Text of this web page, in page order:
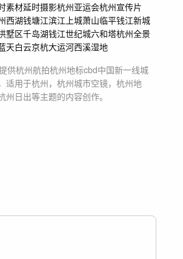
素材延时摄影杭州亚运会杭州宣传片
西湖钱塘江滨江上城萧山临平钱江新城
墅区千岛湖钱江世纪城六和塔杭州全景
天白云京杭大运河西溪湿地
供杭州航拍杭州地标cbd中国新一线城
适用于杭州，杭州城市空镜，杭州地
州日出等主题的内容创作。